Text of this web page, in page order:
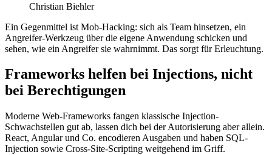
Christian Biehler
Ein Gegenmittel ist Mob-Hacking: sich als Team hinsetzen, ein
Angreifer-Werkzeug über die eigene Anwendung schicken und
sehen, wie ein Angreifer sie wahrnimmt. Das sorgt für Erleuchtung.
Frameworks helfen bei Injections, nicht
bei Berechtigungen
Moderne Web-Frameworks fangen klassische Injection-
Schwachstellen gut ab, lassen dich bei der Autorisierung aber allein.
React, Angular und Co. encodieren Ausgaben und haben SQL-
Injection sowie Cross-Site-Scripting weitgehend im Griff.